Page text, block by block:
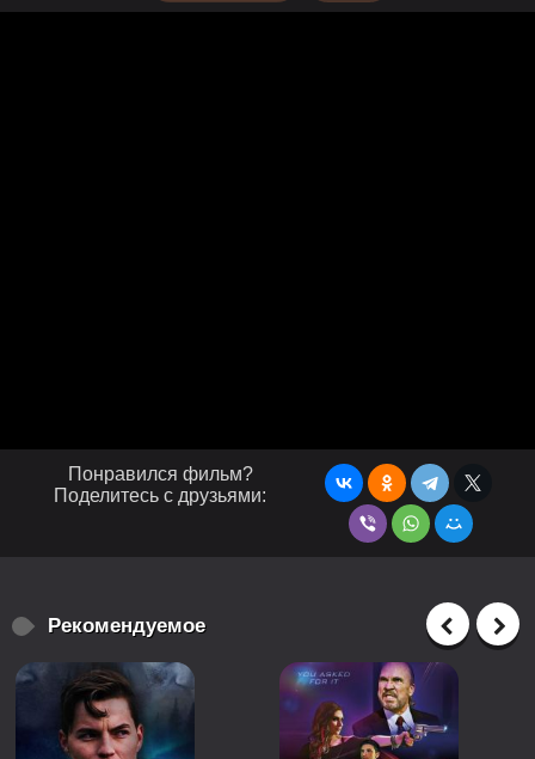
Понравился фильм?
Поделитесь с друзьями:
Рекомендуемое